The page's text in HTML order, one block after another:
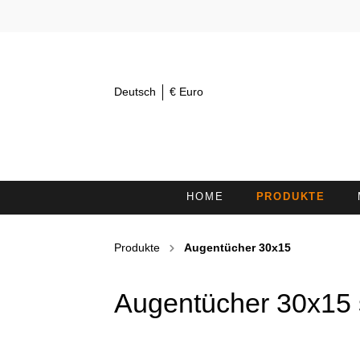
Deutsch € Euro
HOME PRODUKTE
Produkte Augentücher 30x15
Augentücher 30x15